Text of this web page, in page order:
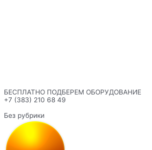
БЕСПЛАТНО ПОДБЕРЕМ ОБОРУДОВАНИЕ
+7 (383) 210 68 49
Без рубрики